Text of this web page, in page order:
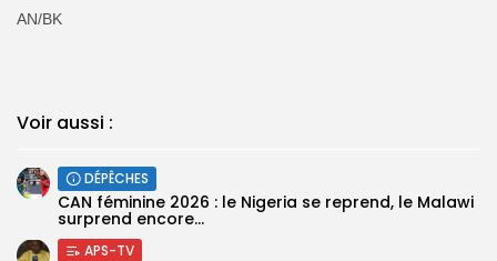
AN/BK
Voir aussi :
DÉPÊCHES
‎CAN féminine 2026 : le Nigeria se reprend, le Malawi
surprend encore...
APS-TV